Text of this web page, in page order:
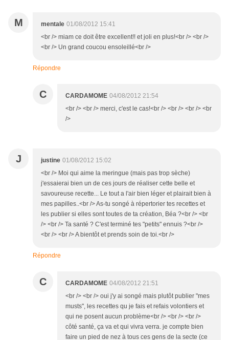
M mentale 01/08/2012 15:41
<br /> miam ce doit être excellent!! et joli en plus!<br /> <br />
<br /> Un grand coucou ensoleillé<br />
Répondre
C CARDAMOME 04/08/2012 21:54
<br /> <br /> merci, c'est le cas!<br /> <br /> <br /> <br
/>
J justine 01/08/2012 15:02
<br /> Moi qui aime la meringue (mais pas trop sèche)
j'essaierai bien un de ces jours de réaliser cette belle et
savoureuse recette... Le tout a l'air bien léger et plairait bien à
mes papilles..<br /> As-tu songé à répertorier tes recettes et
les publier si elles sont toutes de ta création, Béa ?<br /> <br
/> <br /> Ta santé ? C'est terminé tes "petits" ennuis ?<br />
<br /> <br /> A bientôt et prends soin de toi.<br />
Répondre
C CARDAMOME 04/08/2012 21:51
<br /> <br /> oui j'y ai songé mais plutôt publier "mes
musts", les recettes qu je fais et refais volontiers et
qui ne posent aucun problème<br /> <br /> <br />
côté santé, ça va et qui vivra verra. je compte bien
faire un pied de nez à tous ces gens de la secte (ce